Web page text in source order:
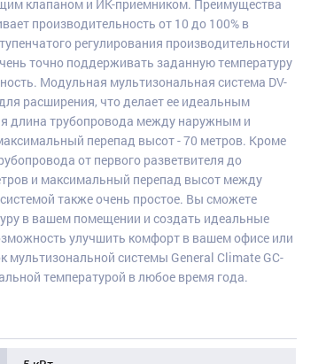
клапаном и ИК-приемником. Преимущества
производительность от 10 до 100% в
регулирования производительности
точно поддерживать заданную температуру
Модульная мультизональная система DV-
расширения, что делает ее идеальным
длина трубопровода между наружным и
перепад высот - 70 метров. Кроме
от первого разветвителя до
и максимальный перепад высот между
также очень простое. Вы сможете
в вашем помещении и создать идеальные
улучшить комфорт в вашем офисе или
мультизональной системы General Climate GC-
температурой в любое время года.